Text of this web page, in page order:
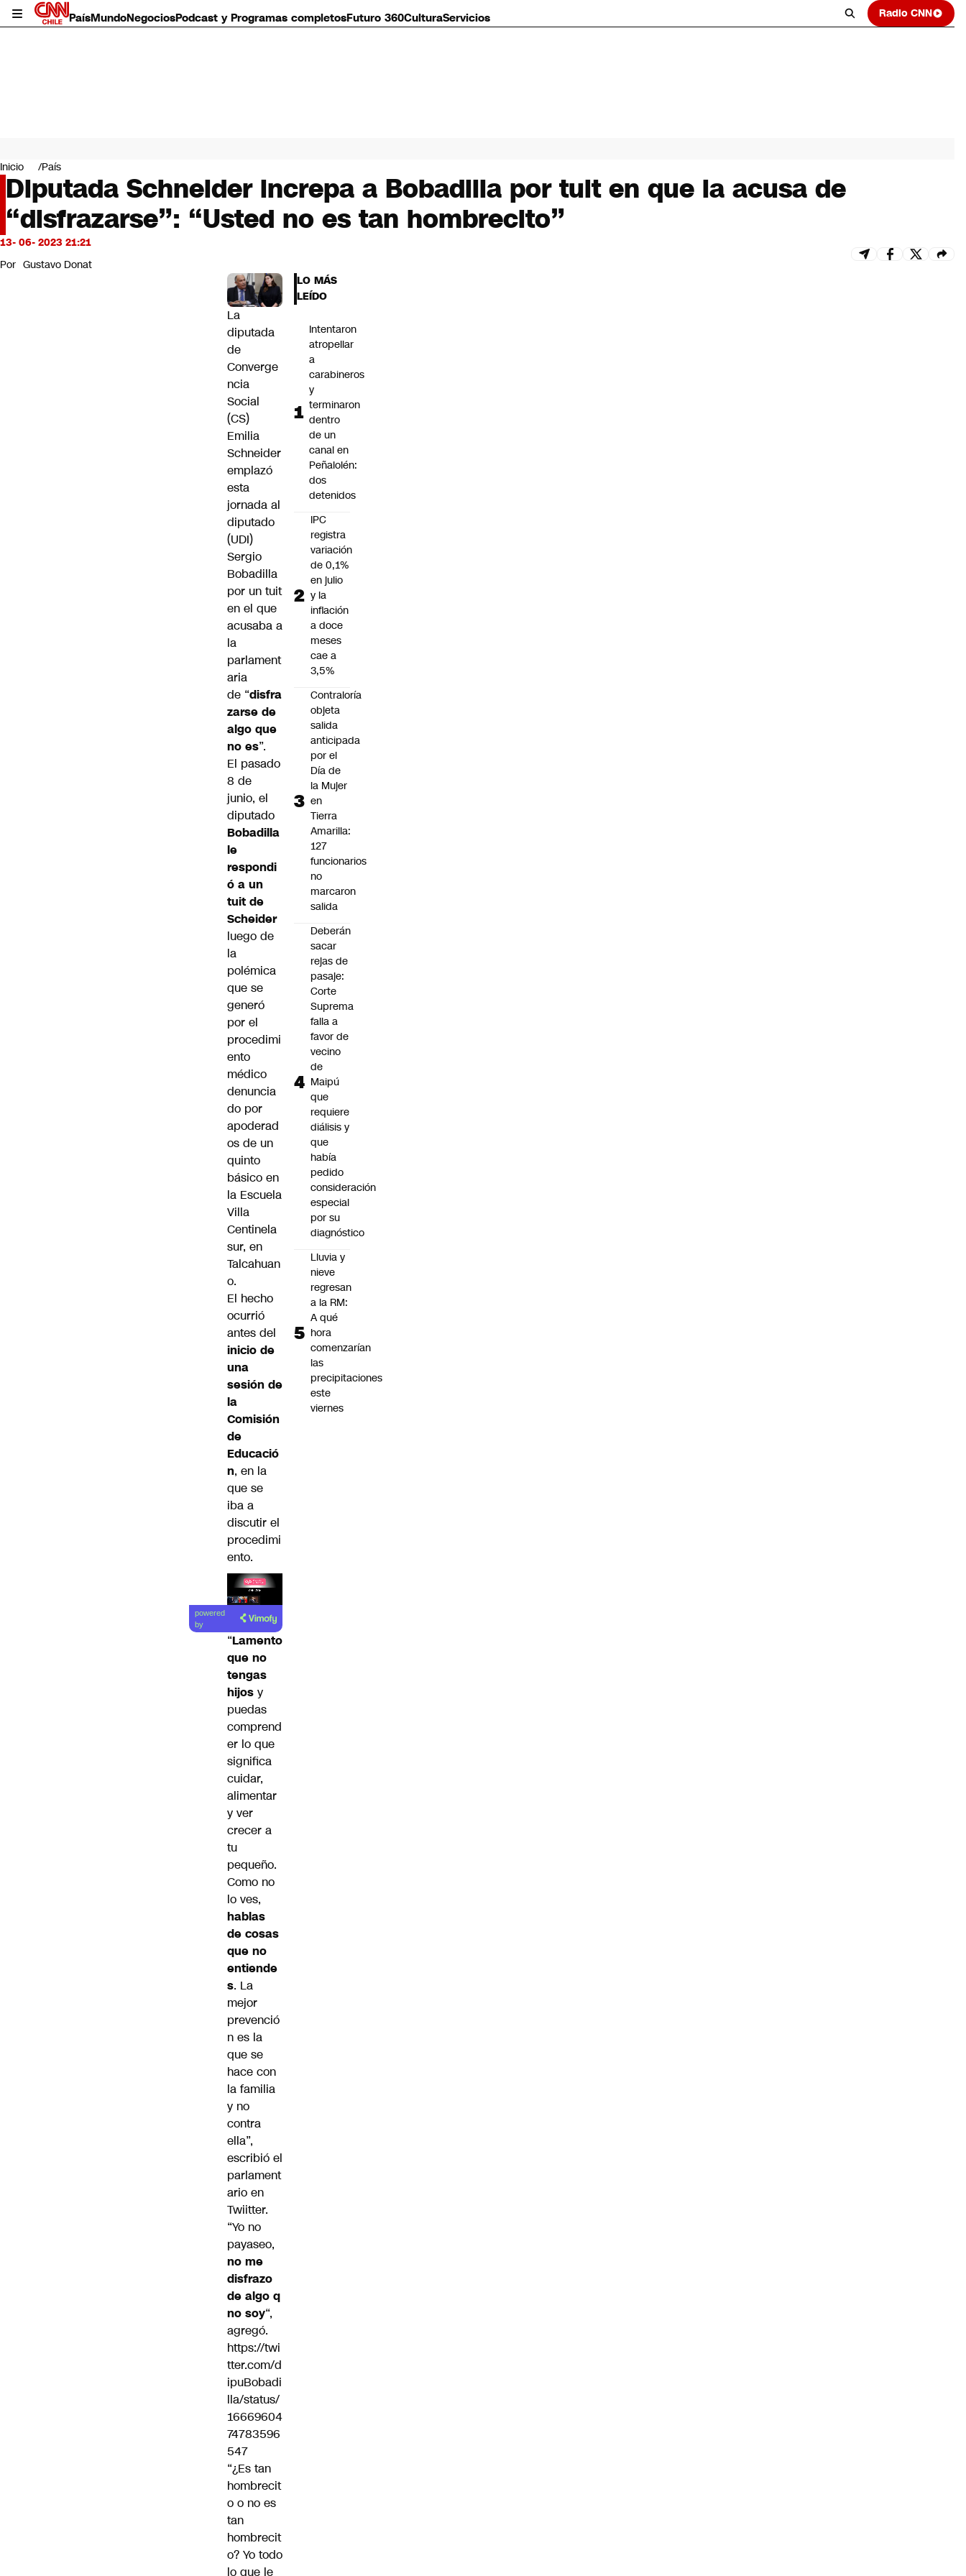
PaísMundoNegociosPodcast y Programas completosFuturo 360CulturaServicios Radio CNN
Mundo
Negocios
Deportes
Programas completos
Cultura
Servicios
Bits
CNN Data
Inicio País
Diputada Schneider increpa a Bobadilla por tuit en que la acusa de
“disfrazarse”: “Usted no es tan hombrecito”
13- 06- 2023 21:21
Por Gustavo Donat
La
diputada
de
Converge
ncia
Social
(CS)
Emilia
Schneider
emplazó
esta
jornada al
diputado
(UDI)
Sergio
Bobadilla
por un tuit
en el que
acusaba a
la
parlament
aria
de “disfra
zarse de
algo que
no es”.
El pasado
8 de
junio, el
diputado
Bobadilla
le
respondi
ó a un
tuit de
Scheider
luego de
la
polémica
que se
generó
por el
procedimi
ento
médico
denuncia
do por
apoderad
os de un
quinto
básico en
la Escuela
Villa
Centinela
sur, en
Talcahuan
o.
El hecho
ocurrió
antes del
inicio de
una
sesión de
la
Comisión
de
Educació
n, en la
que se
iba a
discutir el
procedimi
ento.
Lea el
artículo
powered
by
“Lamento
que no
tengas
hijos y
puedas
comprend
er lo que
significa
cuidar,
alimentar
y ver
crecer a
tu
pequeño.
Como no
lo ves,
hablas
de cosas
que no
entiende
s. La
mejor
prevenció
n es la
que se
hace con
la familia
y no
contra
ella”,
escribió el
parlament
ario en
Twiitter.
“Yo no
payaseo,
no me
disfrazo
de algo q
no soy“,
agregó.
https://twi
tter.com/d
ipuBobadi
lla/status/
16669604
74783596
547
“¿Es tan
hombrecit
o o no es
tan
hombrecit
o? Yo todo
lo que le
LO MÁS
LEÍDO
Intentaron
atropellar
a
carabineros
y
terminaron
dentro
de un
canal en
Peñalolén:
dos
detenidos
IPC
registra
variación
de 0,1%
en julio
y la
inflación
a doce
meses
cae a
3,5%
Contraloría
objeta
salida
anticipada
por el
Día de
la Mujer
en
Tierra
Amarilla:
127
funcionarios
no
marcaron
salida
Deberán
sacar
rejas de
pasaje:
Corte
Suprema
falla a
favor de
vecino
de
Maipú
que
requiere
diálisis y
que
había
pedido
consideración
especial
por su
diagnóstico
Lluvia y
nieve
regresan
a la RM:
A qué
hora
comenzarían
las
precipitaciones
este
viernes